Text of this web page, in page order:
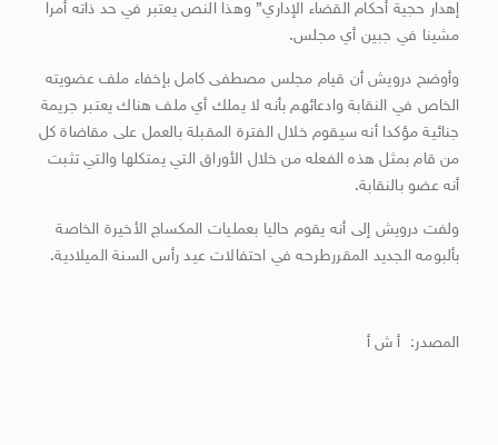
إهدار حجية أحكام القضاء الإداري” وهذا النص يعتبر في حد ذاته أمرا
مشينا في جبين أي مجلس.
وأوضح درويش أن قيام مجلس مصطفى كامل بإخفاء ملف عضويته
الخاص في النقابة وادعائهم بأنه لا يملك أي ملف هناك يعتبر جريمة
جنائية مؤكدا أنه سيقوم خلال الفترة المقبلة بالعمل على مقاضاة كل
من قام بمثل هذه الفعله من خلال الأوراق التي يمتكلها والتي تثبت
أنه عضو بالنقابة.
ولفت درويش إلى أنه يقوم حاليا بعمليات المكساج الأخيرة الخاصة
بألبومه الجديد المقررطرحه في احتفالات عيد رأس السنة الميلادية.
المصدر: أ ش أ